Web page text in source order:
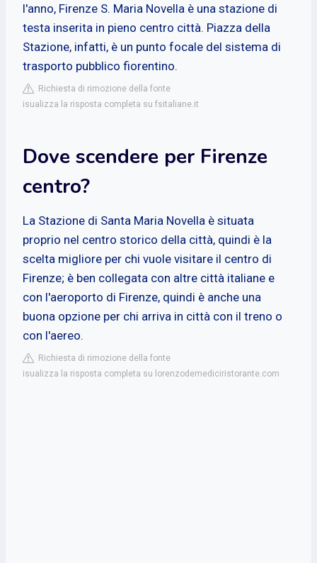
l'anno, Firenze S. Maria Novella è una stazione di
testa inserita in pieno centro città. Piazza della
Stazione, infatti, è un punto focale del sistema di
trasporto pubblico fiorentino.
Richiesta di rimozione della fonte
isualizza la risposta completa su fsitaliane.it
Dove scendere per Firenze
centro?
La Stazione di Santa Maria Novella è situata
proprio nel centro storico della città, quindi è la
scelta migliore per chi vuole visitare il centro di
Firenze; è ben collegata con altre città italiane e
con l'aeroporto di Firenze, quindi è anche una
buona opzione per chi arriva in città con il treno o
con l'aereo.
Richiesta di rimozione della fonte
isualizza la risposta completa su lorenzodemediciristorante.com